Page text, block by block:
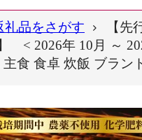
礼品をさがす
【
< 2026年 10月 ～
食 食卓 炊飯 ブラン